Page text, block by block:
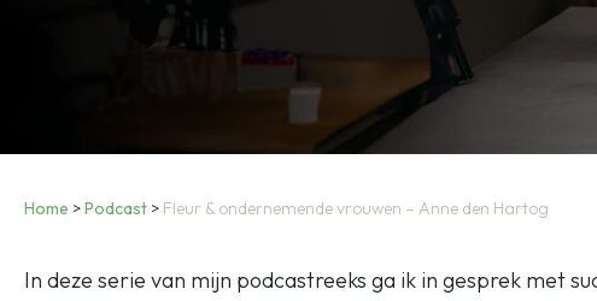
Home >Podcast > Fleur & ondernemende vrouwen – Anne den Hartog
In deze serie van mijn podcastreeks ga ik in gesprek met